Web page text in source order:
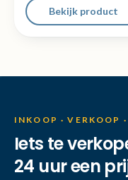
Bekijk product
INKOOP · VERKOOP
Iets te
24 uur een